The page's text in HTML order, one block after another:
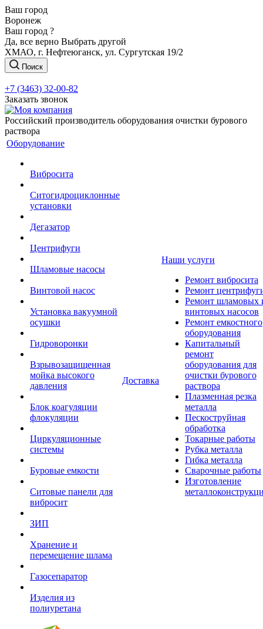
Ваш город
Воронеж
Ваш город ?
Да, все верно Выбрать другой
ХМАО, г. Нефтеюганск, ул. Сургутская 19/2
Поиск
+7 (3463) 32-00-82
Заказать звонок
Российский производитель оборудования очистки бурового
раствора
Оборудование
Вибросита
Ситогидроциклонные
установки
Дегазатор
Центрифуги
Шламовые насосы
Винтовой насос
Установка вакуумной
осушки
Гидроворонки
Взрывозащищенная
мойка высокого
давления
Блок коагуляции
флокуляции
Циркуляционные
системы
Буровые емкости
Ситовые панели для
вибросит
ЗИП
Хранение и
перемещение шлама
Газосепаратор
Изделия из
полиуретана
Доставка
Наши услуги
Ремонт вибросита
Ремонт
Ремонт шламовых
винтовых насосов
Ремонт емкостного
оборудования
Капитальный
ремонт
оборудования для
очистки бурового
раствора
Плазменная резка
металла
Пескоструйная
обработка
Токарные работы
Рубка металла
Гибка металла
Сварочные работы
Изготовление